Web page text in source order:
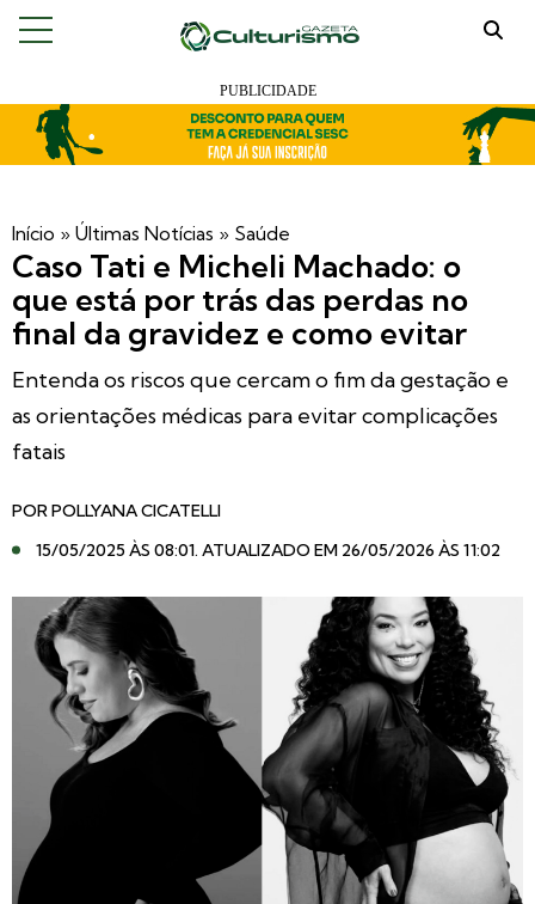
Início » Últimas Notícias » Saúde
Caso Tati e Micheli Machado: o
que está por trás das perdas no
final da gravidez e como evitar
Entenda os riscos que cercam o fim da gestação e
as orientações médicas para evitar complicações
fatais
PORPOLLYANA CICATELLI
15/05/2025 ÀS 08:01. ATUALIZADO EM 26/05/2026 ÀS 11:02